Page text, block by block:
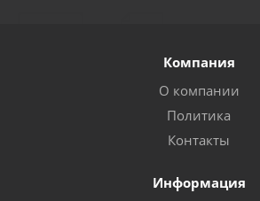
Компания
О компании
Политика
Контакты
Информация